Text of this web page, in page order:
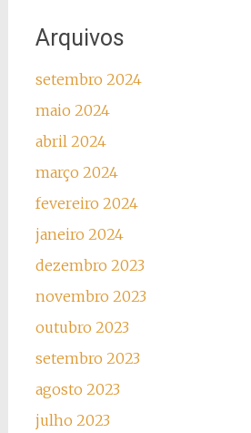
Arquivos
setembro 2024
maio 2024
abril 2024
março 2024
fevereiro 2024
janeiro 2024
dezembro 2023
novembro 2023
outubro 2023
setembro 2023
agosto 2023
julho 2023